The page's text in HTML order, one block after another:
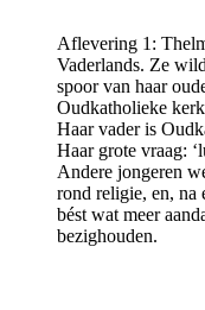
Aflevering 1:
Vaderlands. Ze
spoor van haar
Oudkatholieke
Haar vader is
Haar grote vraag:
Andere jongeren
rond religie, en, na
bést wat meer
bezighouden.